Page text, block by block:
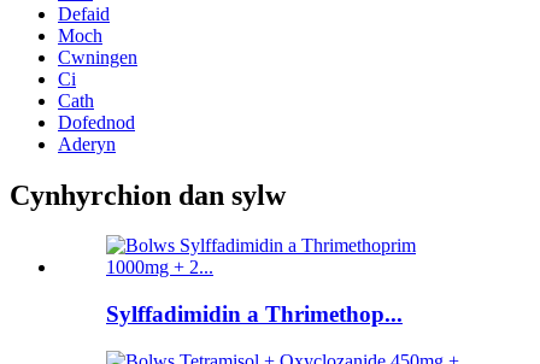
Defaid
Moch
Cwningen
Ci
Cath
Dofednod
Aderyn
Cynhyrchion dan sylw
Sylffadimidin a Thrimethop...